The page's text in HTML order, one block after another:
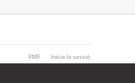
PMF Inicia la sessió